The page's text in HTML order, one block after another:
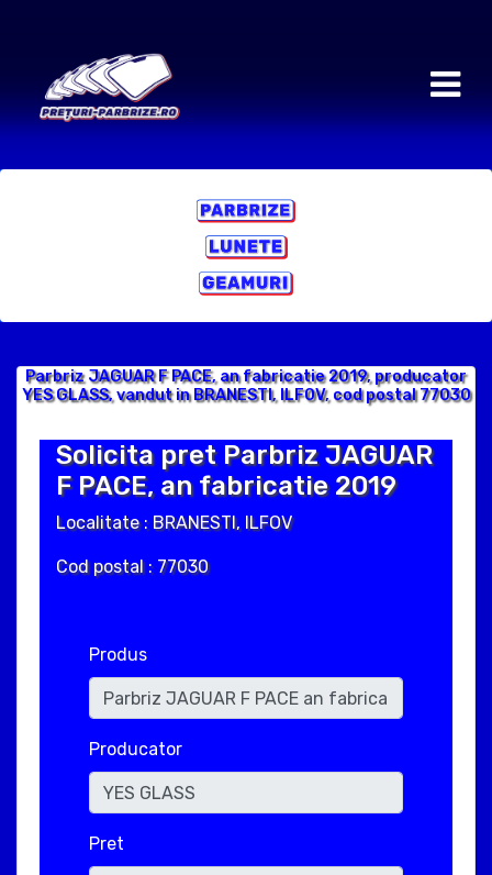
Parbriz JAGUAR F PACE, an fabricatie 2019, producator
YES GLASS, vandut in BRANESTI, ILFOV, cod postal 77030
Solicita pret Parbriz JAGUAR
F PACE, an fabricatie 2019
Localitate : BRANESTI, ILFOV
Cod postal : 77030
Produs
Producator
Pret